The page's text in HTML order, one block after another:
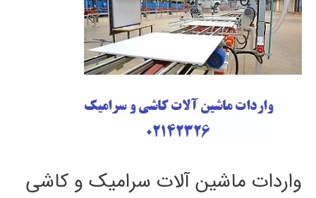
واردات ماشین آلات سرامیک و کاشی